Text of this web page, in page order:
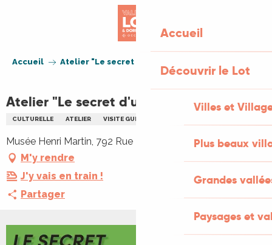
Accueil
Découvrir le Lot
Villes et
Plus beaux
Grandes
Paysages et
Accueil Atelier "Le secret d'une bonne tisane"
Atelier "Le secret d'une bonne tisane"
CULTURELLE ATELIER VISITE GUIDÉE
Musée Henri Martin, 792 Rue Émile Zola, 46000 Cahors
M'y rendre
J'y vais en train !
Partager